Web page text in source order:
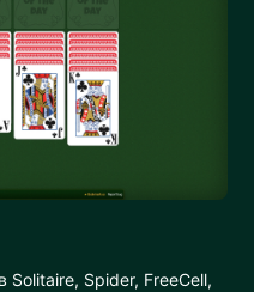
Solitaire, Spider, FreeCell,